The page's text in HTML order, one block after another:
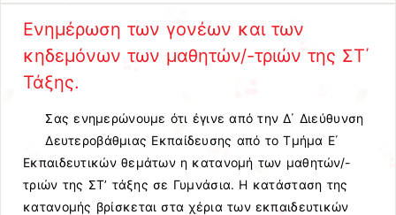
Ενημέρωση των γονέων και των
κηδεμόνων των μαθητών/-τριών της ΣΤ΄
Τάξης.
Σας ενημερώνουμε ότι έγινε από την Δ΄ Διεύθυνση
Δευτεροβάθμιας Εκπαίδευσης από το Τμήμα Ε΄
Εκπαιδευτικών θεμάτων η κατανομή των μαθητών/-
τριών της ΣΤ’ τάξης σε Γυμνάσια. Η κατάσταση της
κατανομής βρίσκεται στα χέρια των εκπαιδευτικών